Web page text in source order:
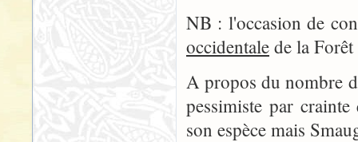
NB : l'occasion de
occidentale de la
A propos du nombre
pessimiste par
son espèce mais